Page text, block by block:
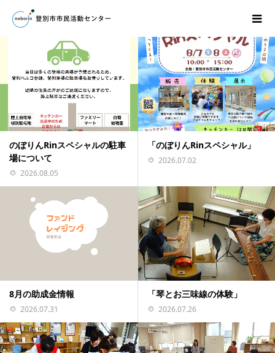
のぼりんRinスペシャルの駐車
場について
2026.08.05
「のぼりんRinスペシャル」
2026.07.02
8月の助成金情報
2026.07.31
「琴とお三味線の体験」
2026.07.26